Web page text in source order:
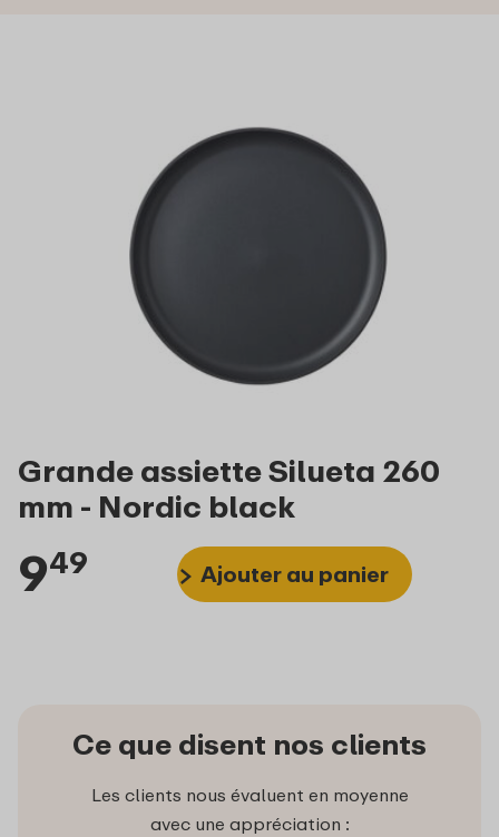
Grande assiette Silueta 260
mm - Nordic black
949 Ajouter au panier
Ce que disent nos clients
Les clients nous évaluent en moyenne
avec une appréciation :